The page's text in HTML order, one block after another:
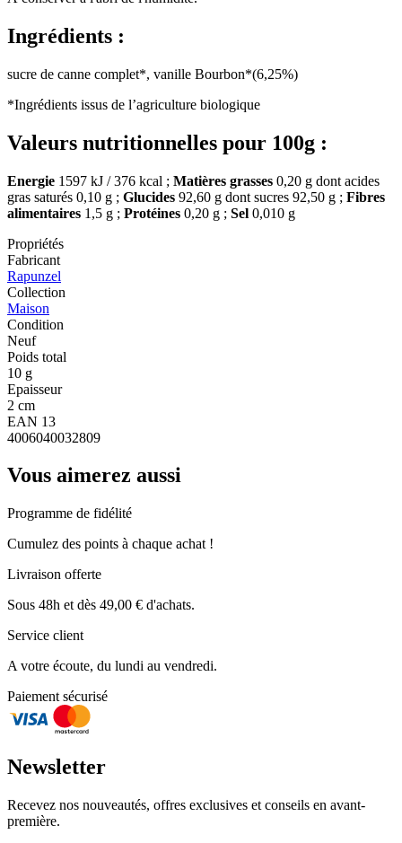
Ingrédients :
sucre de canne complet*, vanille Bourbon*(6,25%)
*Ingrédients issus de l’agriculture biologique
Valeurs nutritionnelles pour 100g :
Energie 1597 kJ / 376 kcal ; Matières grasses 0,20 g dont acides
gras saturés 0,10 g ; Glucides 92,60 g dont sucres 92,50 g ; Fibres
alimentaires 1,5 g ; Protéines 0,20 g ; Sel 0,010 g
Propriétés
Fabricant
Rapunzel
Collection
Maison
Condition
Neuf
Poids total
10 g
Epaisseur
2 cm
EAN 13
4006040032809
Vous aimerez aussi
Programme de fidélité
Cumulez des points à chaque achat !
Livraison offerte
Sous 48h et dès 49,00 € d'achats.
Service client
A votre écoute, du lundi au vendredi.
Paiement sécurisé
Newsletter
Recevez nos nouveautés, offres exclusives et conseils en avant-
première.